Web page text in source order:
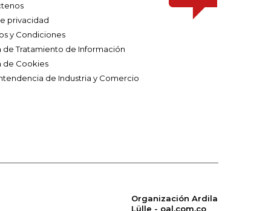
privacidad
y Condiciones
de Tratamiento de Información
de Cookies
de Industria y Comercio
Organización Ardila
Lülle - oal.com.co